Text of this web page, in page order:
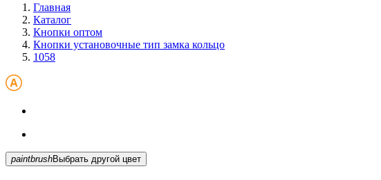
Главная
Каталог
Кнопки оптом
Кнопки установочные тип замка кольцо
1058
paintbrush Выбрать другой цвет